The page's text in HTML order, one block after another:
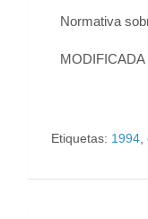
Normativa
MODIFICADA
Etiquetas: 1994,